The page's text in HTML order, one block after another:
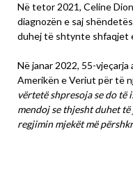
Në tetor 2021, Celine
diagnozën e saj
duhej të shtynte shfaqjet
Në janar 2022, 55-
Amerikën e Veriut për të
vërtetë shpresoja se do të
mendoj se thjesht duhet
regjimin mjekët më